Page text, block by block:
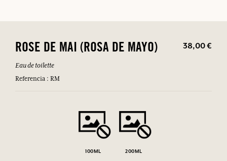
ROSE DE MAI (ROSA DE MAYO) 38,00 €
Eau de toilette
Referencia : RM
100ML 200ML